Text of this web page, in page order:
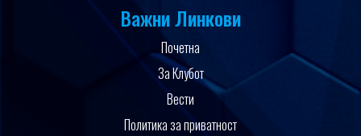
Важни Линкови
Почетна
За Клубот
Вести
Политика за приватност